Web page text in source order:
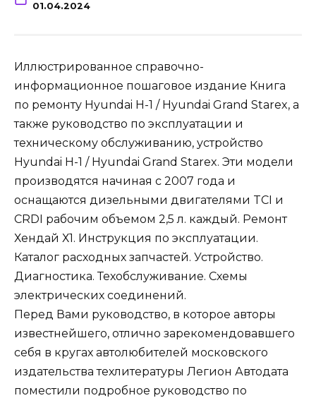
01.04.2024
Иллюстрированное справочно-
информационное пошаговое издание Книга
по ремонту Hyundai H-1 / Hyundai Grand Starex, а
также руководство по эксплуатации и
техническому обслуживанию, устройство
Hyundai H-1 / Hyundai Grand Starex. Эти модели
производятся начиная с 2007 года и
оснащаются дизельными двигателями TCI и
CRDI рабочим объемом 2,5 л. каждый. Ремонт
Хендай Х1. Инструкция по эксплуатации.
Каталог расходных запчастей. Устройство.
Диагностика. Техобслуживание. Схемы
электрических соединений.
Перед Вами руководство, в которое авторы
известнейшего, отлично зарекомендовавшего
себя в кругах автолюбителей московского
издательства техлитературы Легион Автодата
поместили подробное руководство по